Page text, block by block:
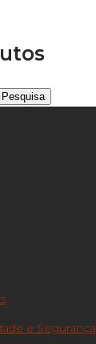
Pesquisa
e Segurança